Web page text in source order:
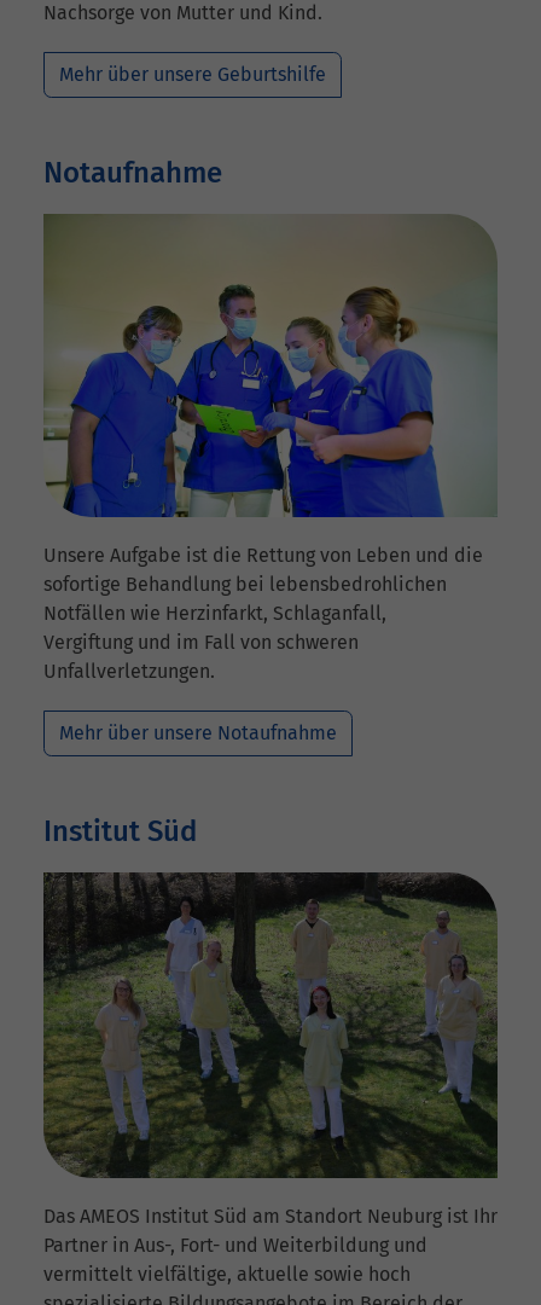
Nachsorge von Mutter und Kind.
Mehr über unsere Geburtshilfe
Notaufnahme
Unsere Aufgabe ist die Rettung von Leben und die
sofortige Behandlung bei lebensbedrohlichen
Notfällen wie Herzinfarkt, Schlaganfall,
Vergiftung und im Fall von schweren
Unfallverletzungen.
Mehr über unsere Notaufnahme
Institut Süd
Das AMEOS Institut Süd am Standort Neuburg ist Ihr
Partner in Aus-, Fort- und Weiterbildung und
vermittelt vielfältige, aktuelle sowie hoch